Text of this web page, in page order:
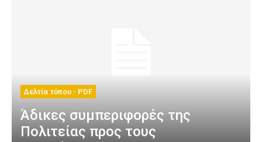
Δελτία τύπου - PDF
Άδικες συμπεριφορές της
Πολιτείας προς τους